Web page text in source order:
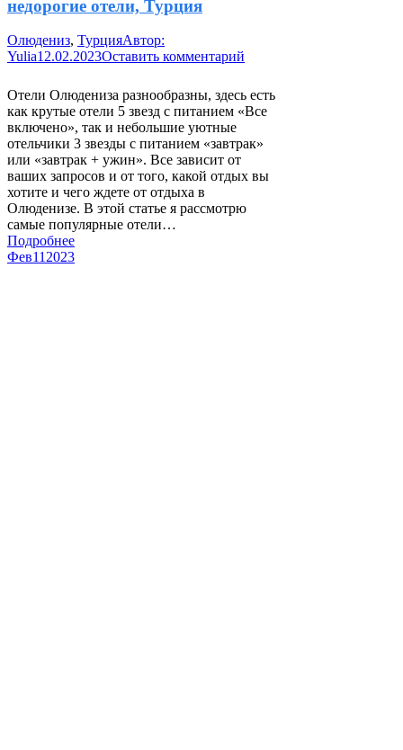
недорогие отели, Турция
Олюдениз, ТурцияАвтор:
Yulia12.02.2023Оставить комментарий
Отели Олюдениза разнообразны, здесь есть
как крутые отели 5 звезд с питанием «Все
включено», так и небольшие уютные
отельчики 3 звезды с питанием «завтрак»
или «завтрак + ужин». Все зависит от
ваших запросов и от того, какой отдых вы
хотите и чего ждете от отдыха в
Олюденизе. В этой статье я рассмотрю
самые популярные отели…
Подробнее
Фев112023